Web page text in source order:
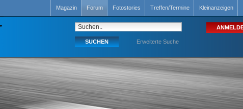
Magazin Forum Fotostories Treffen/Termine Kleinanzeigen
Erweiterte Suche